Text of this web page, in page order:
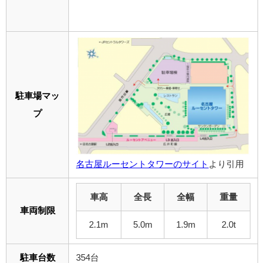
駐車場マッ
プ
名古屋ルーセントタワーのサイト より引用
車両制限
車高 全長 全幅 重量
2.1m 5.0m 1.9m 2.0t
駐車台数 354台